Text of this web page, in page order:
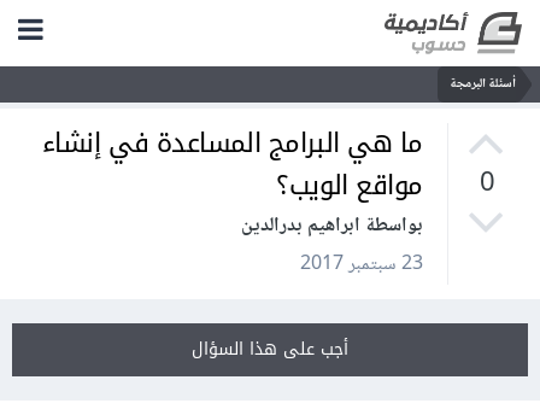
أسئلة البرمجة
0
ما هي البرامج المساعدة في إنشاء
مواقع الويب؟
بواسطة ابراهيم بدرالدين
23 سبتمبر 2017
أجب على هذا السؤال